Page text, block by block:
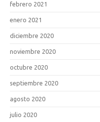
febrero 2021
enero 2021
diciembre 2020
noviembre 2020
octubre 2020
septiembre 2020
agosto 2020
julio 2020